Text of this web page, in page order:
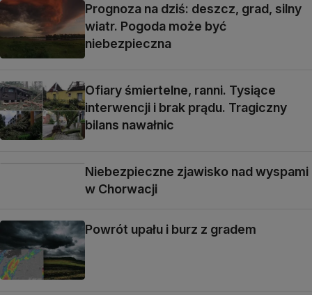
Prognoza na dziś: deszcz, grad, silny
wiatr. Pogoda może być
niebezpieczna
Ofiary śmiertelne, ranni. Tysiące
interwencji i brak prądu. Tragiczny
bilans nawałnic
Niebezpieczne zjawisko nad wyspami
w Chorwacji
Powrót upału i burz z gradem